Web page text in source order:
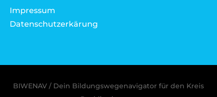
Impressum
Datenschutzerkärung
BIWENAV / Dein Bildungswegenavigator für den Kreis